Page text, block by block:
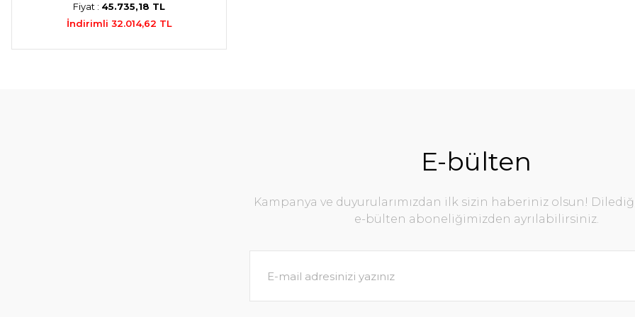
Fiyat : 45.735,18 TL
İndirimli 32.014,62 TL
E-bülten
Kampanya ve duyurularımızdan ilk sizin haberiniz olsun!
e-bülten aboneliğimizden ayrılabilirsiniz.